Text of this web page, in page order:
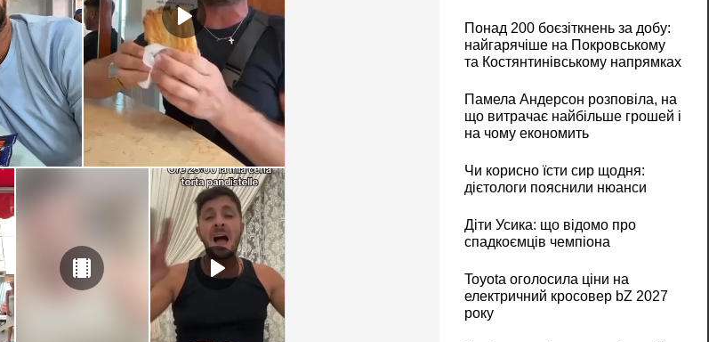
Понад 200 боєзіткнень за добу:
найгарячіше на Покровському
та Костянтинівському напрямках
Памела Андерсон розповіла, на
що витрачає найбільше грошей і
на чому економить
Чи корисно їсти сир щодня:
дієтологи пояснили нюанси
Діти Усика: що відомо про
спадкоємців чемпіона
Toyota оголосила ціни на
електричний кросовер bZ 2027
року